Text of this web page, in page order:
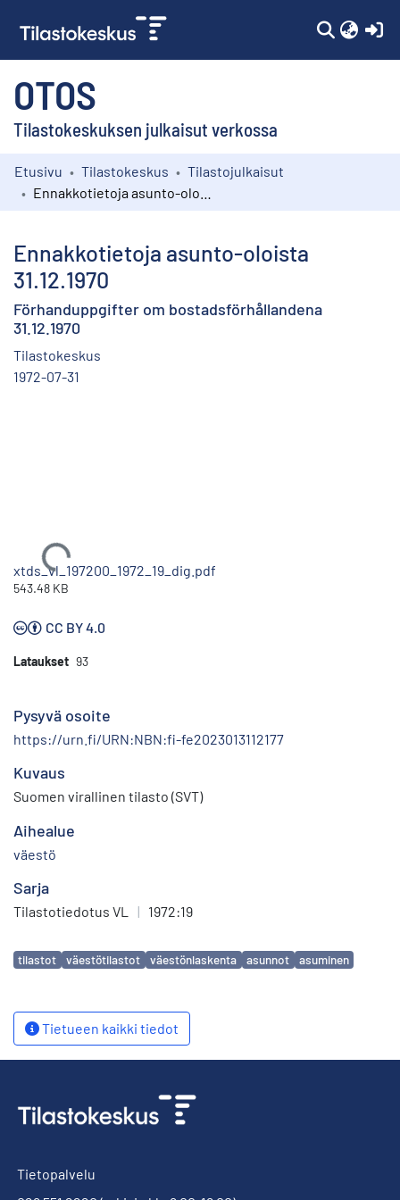
OTOS
Tilastokeskuksen julkaisut verkossa
Kokoelmat
Etusivu Tilastokeskus
Tilastojulkaisut
Ennakkotietoja asunto-oloista
31.12.1970
Förhanduppgifter om bostadsförhållandena
31.12.1970
Tilastokeskus
1972-07-31
Ladataan...
xtds_vl_197200_1972_19_dig.pdf
543.48 KB
CC BY 4.0
Lataukset 93
Pysyvä osoite
https://urn.fi/URN:NBN:fi-fe2023013112177
Kuvaus
Suomen virallinen tilasto (SVT)
Aihealue
väestö
Sarja
Tilastotiedotus VL | 1972:19
Avainsanat
tilastot väestötilastot väestönlaskenta asunnot asuminen
Tietueen kaikki tiedot
Tietopalvelu